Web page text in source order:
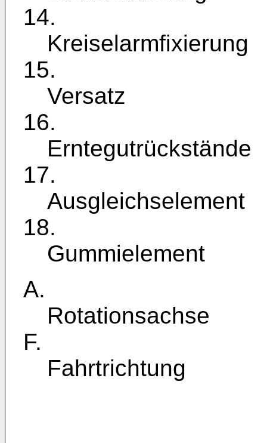
14.
Kreiselarmfixierung
15.
Versatz
16.
Erntegutrückstände
17.
Ausgleichselement
18.
Gummielement
A.
Rotationsachse
F.
Fahrtrichtung